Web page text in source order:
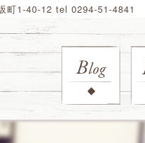
町1-40-12 tel 0294-51-4841